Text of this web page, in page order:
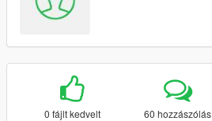
0 fájlt kedvelt 60 hozzászólás